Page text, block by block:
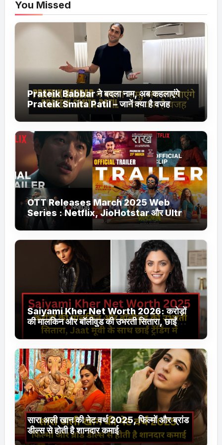
You Missed
Prateik Babbar ने बदला नाम, अब कहलाएंगे
Prateik Smita Patil – जानें क्या है वजह
OTT Releases March 2025 Web
Series : Netflix, JioHotstar और Ultra
Jhakaas पर नई वेब सीरीज और फिल्में
Saiyami Kher Net Worth 2026: करोड़ों
की मालकिन और बॉलीवुड की उभरती सितारा, छाईं
ट्रेंडिंग में
सारा अली खान की नेट वर्थ 2025, फिल्मों और ब्रांड
डील्स से होती है शानदार कमाई